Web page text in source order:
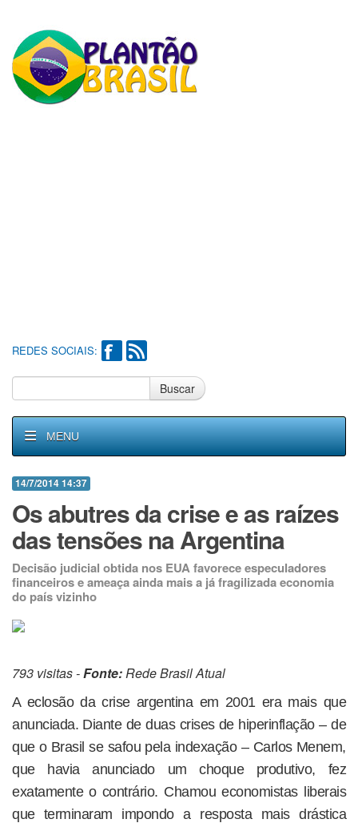
REDES SOCIAIS:
Buscar
MENU
14/7/2014 14:37
Os abutres da crise e as raízes
das tensões na Argentina
Decisão judicial obtida nos EUA favorece especuladores
financeiros e ameaça ainda mais a já fragilizada economia
do país vizinho
793 visitas -Fonte:Rede Brasil Atual
A eclosão da crise argentina em 2001 era mais que
anunciada. Diante de duas crises de hiperinflação – de
que o Brasil se safou pela indexação – Carlos Menem,
que havia anunciado um choque produtivo, fez
exatamente o contrário. Chamou economistas liberais
que terminaram impondo a resposta mais drástica